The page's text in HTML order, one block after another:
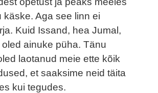
käske. Aga see linn ei
Kuid Issand, hea Jumal,
ainuke püha. Tänu
laotanud meie ette kõik
et saaksime neid täita
kui tegudes.